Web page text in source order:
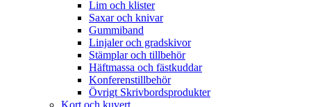
Lim och klister
Saxar och knivar
Gummiband
Linjaler och gradskivor
Stämplar och tillbehör
Häftmassa och fästkuddar
Konferenstillbehör
Övrigt Skrivbordsprodukter
Kort och kuvert